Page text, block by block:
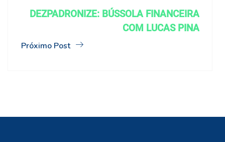
DEZPADRONIZE: BÚSSOLA FINANCEIRA
COM LUCAS PINA
Próximo Post